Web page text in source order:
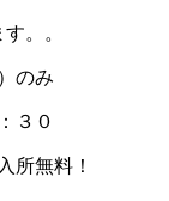
。。
のみ
３０
所無料！